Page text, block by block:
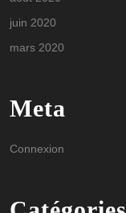
juin 2020
mars 2020
Meta
Connexion